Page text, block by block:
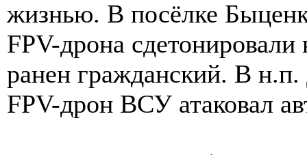
жизнью. В посёлке
FPV-дрона
ранен гражданский. В
FPV-дрон ВСУ атаковал